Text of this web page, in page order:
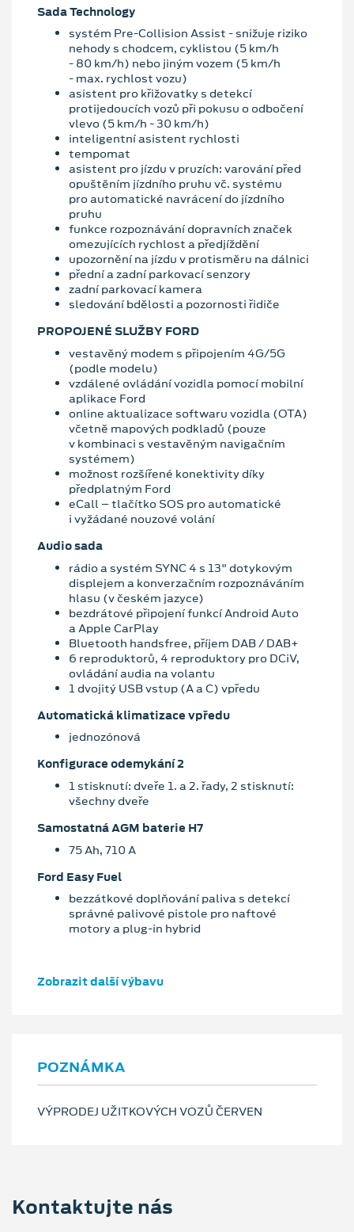
Sada Technology
systém Pre-Collision Assist - snižuje riziko
nehody s chodcem, cyklistou (5 km/h
- 80 km/h) nebo jiným vozem (5 km/h
- max. rychlost vozu)
asistent pro křižovatky s detekcí
protijedoucích vozů při pokusu o odbočení
vlevo (5 km/h - 30 km/h)
inteligentní asistent rychlosti
tempomat
asistent pro jízdu v pruzích: varování před
opuštěním jízdního pruhu vč. systému
pro automatické navrácení do jízdního
pruhu
funkce rozpoznávání dopravních značek
omezujících rychlost a předjíždění
upozornění na jízdu v protisměru na dálnici
přední a zadní parkovací senzory
zadní parkovací kamera
sledování bdělosti a pozornosti řidiče
PROPOJENÉ SLUŽBY FORD
vestavěný modem s připojením 4G/5G
(podle modelu)
vzdálené ovládání vozidla pomocí mobilní
aplikace Ford
online aktualizace softwaru vozidla (OTA)
včetně mapových podkladů (pouze
v kombinaci s vestavěným navigačním
systémem)
možnost rozšířené konektivity díky
předplatným Ford
eCall – tlačítko SOS pro automatické
i vyžádané nouzové volání
Audio sada
rádio a systém SYNC 4 s 13" dotykovým
displejem a konverzačním rozpoznáváním
hlasu (v českém jazyce)
bezdrátové připojení funkcí Android Auto
a Apple CarPlay
Bluetooth handsfree, příjem DAB / DAB+
6 reproduktorů, 4 reproduktory pro DCiV,
ovládání audia na volantu
1 dvojitý USB vstup (A a C) vpředu
Automatická klimatizace vpředu
jednozónová
Konfigurace odemykání 2
1 stisknutí: dveře 1. a 2. řady, 2 stisknutí:
všechny dveře
Samostatná AGM baterie H7
75 Ah, 710 A
Ford Easy Fuel
bezzátkové doplňování paliva s detekcí
správné palivové pistole pro naftové
motory a plug-in hybrid
Zobrazit další výbavu
POZNÁMKA
VÝPRODEJ UŽITKOVÝCH VOZŮ ČERVEN
Kontaktujte nás